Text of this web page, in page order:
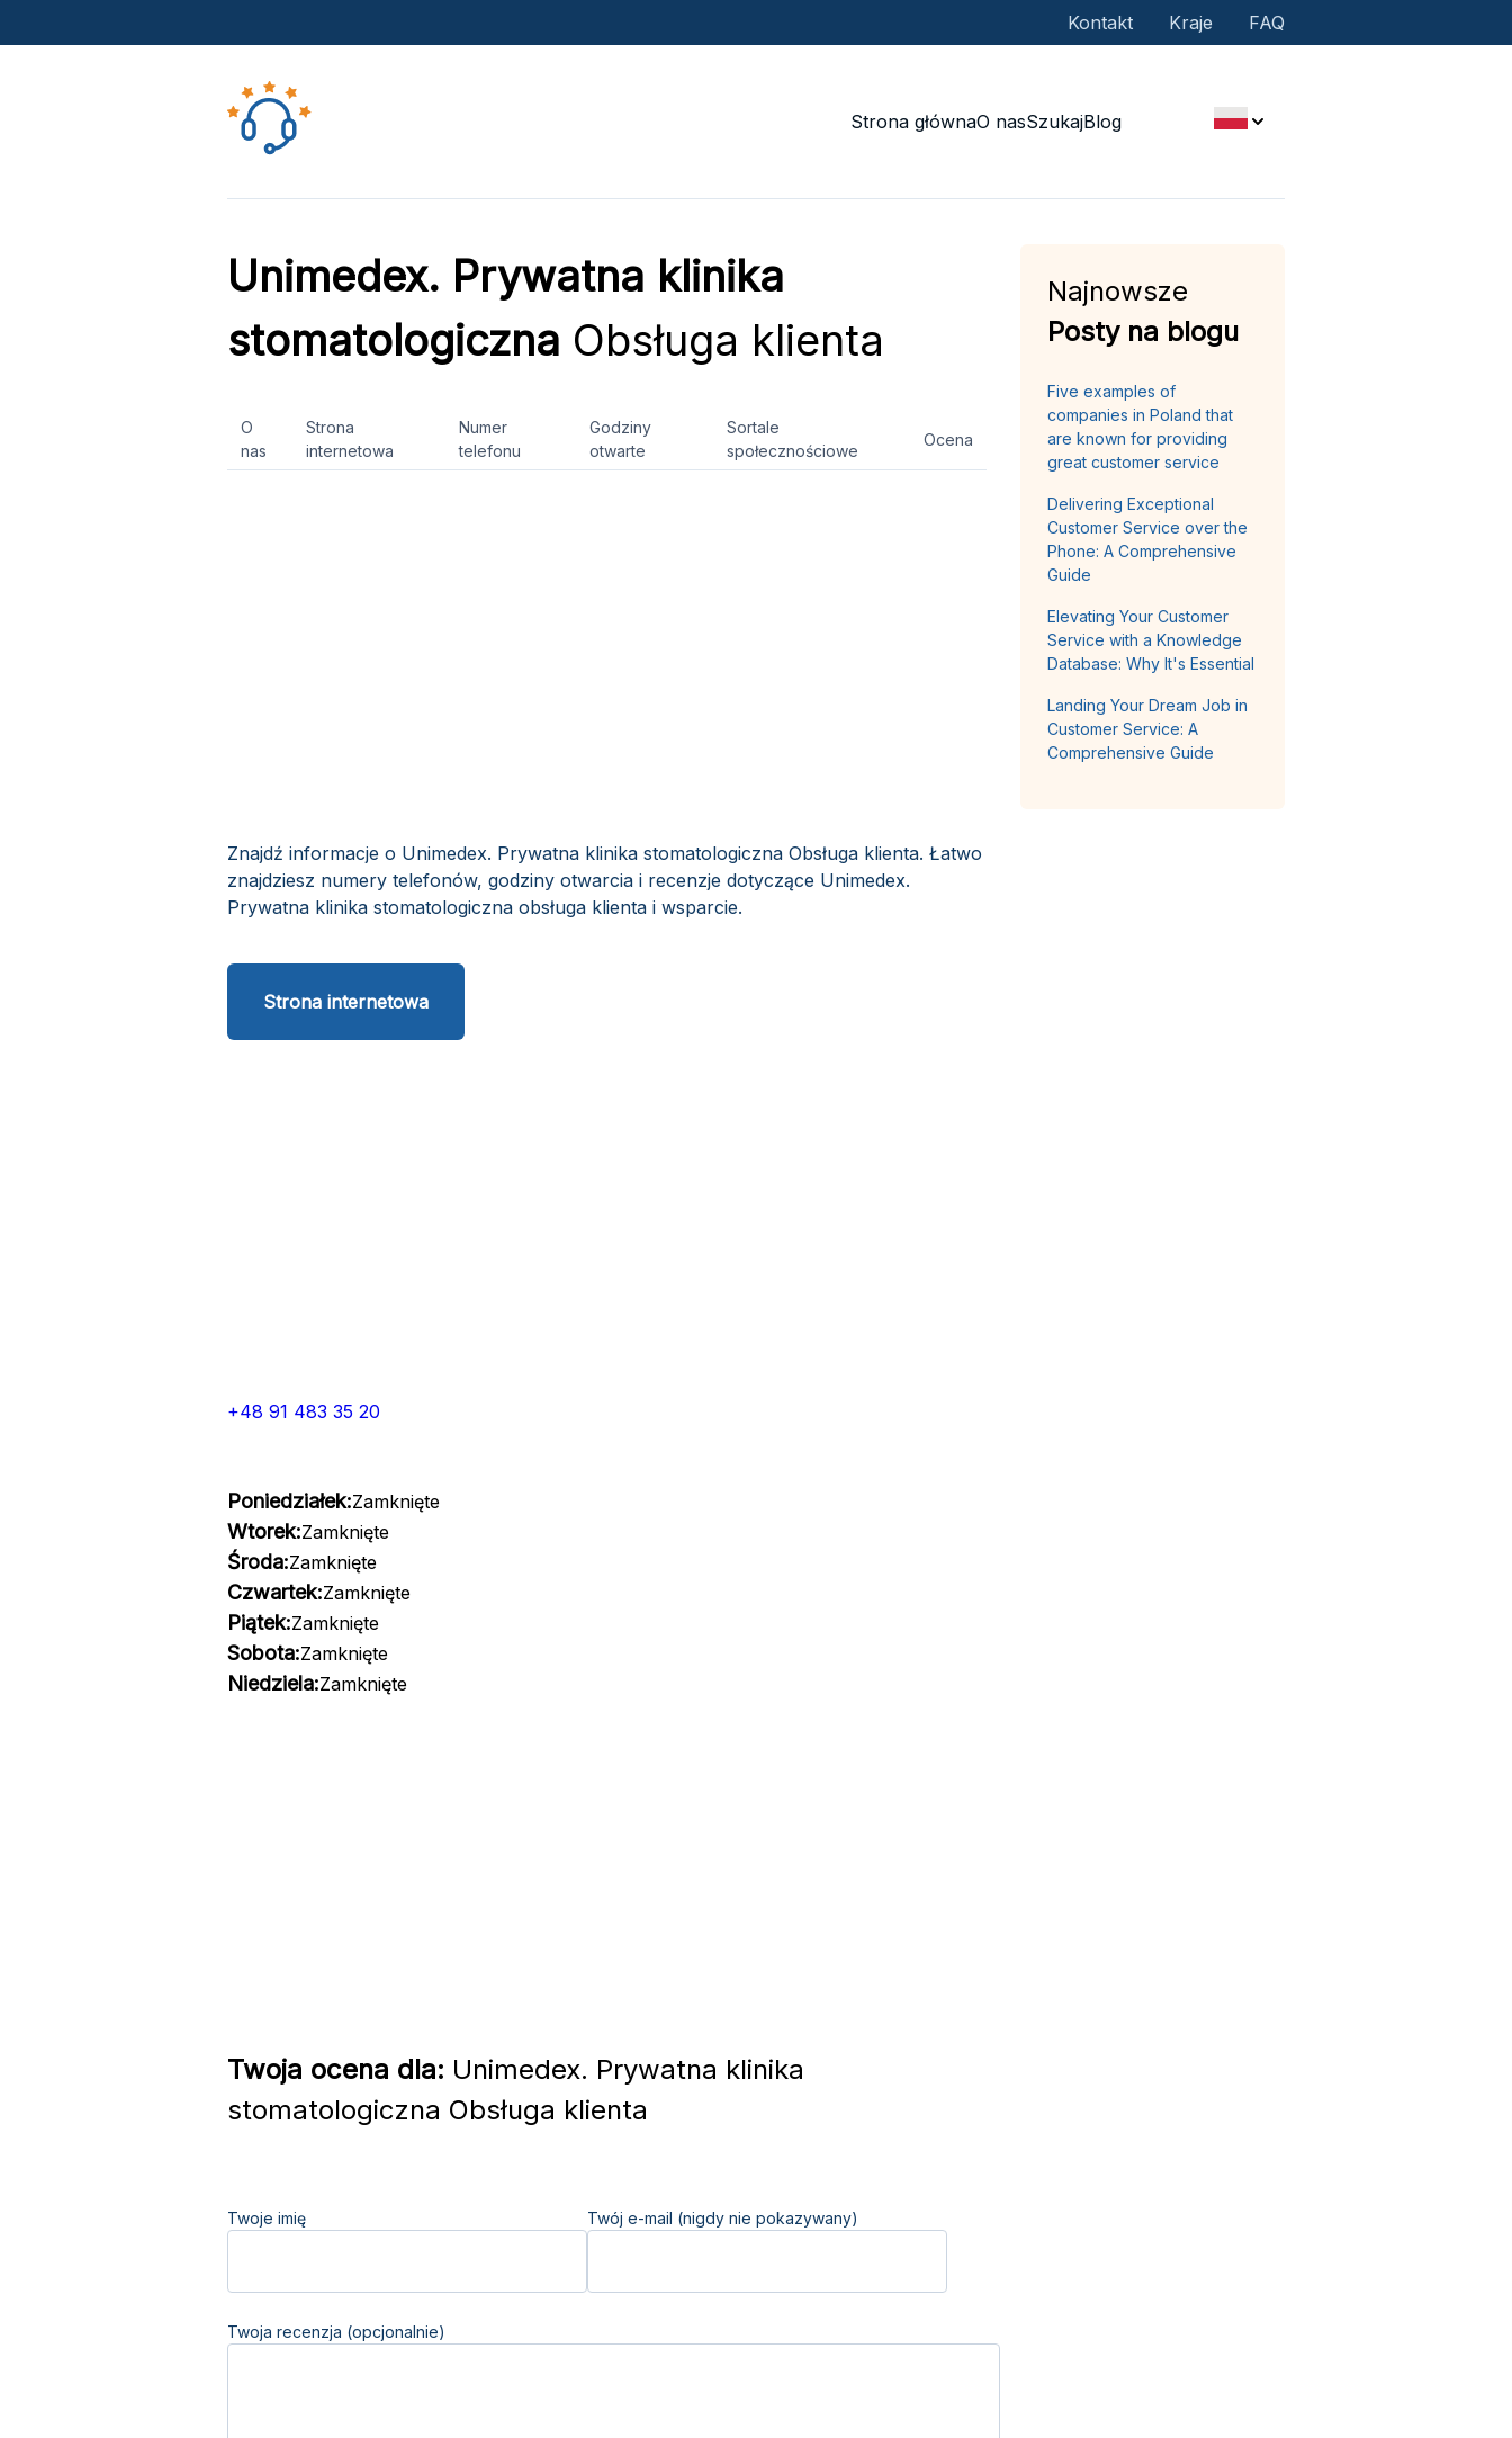
Kontakt Kraje FAQ
Strona głównaO nasSzukajBlog
Unimedex. Prywatna klinika
stomatologiczna Obsługa klienta
O
nas
Strona
internetowa
Numer
telefonu
Godziny
otwarte
Sortale
społecznościowe
Ocena
Znajdź informacje o Unimedex. Prywatna klinika stomatologiczna Obsługa klienta. Łatwo
znajdziesz numery telefonów, godziny otwarcia i recenzje dotyczące Unimedex.
Prywatna klinika stomatologiczna obsługa klienta i wsparcie.
Strona internetowa
+48 91 483 35 20
Poniedziałek:Zamknięte
Wtorek:Zamknięte
Środa:Zamknięte
Czwartek:Zamknięte
Piątek:Zamknięte
Sobota:Zamknięte
Niedziela:Zamknięte
Twoja ocena dla: Unimedex. Prywatna klinika
stomatologiczna Obsługa klienta
Twoje imię Twój e-mail (nigdy nie pokazywany)
Twoja recenzja (opcjonalnie)
Najnowsze
Posty na blogu
Five examples of
companies in Poland that
are known for providing
great customer service
Delivering Exceptional
Customer Service over the
Phone: A Comprehensive
Guide
Elevating Your Customer
Service with a Knowledge
Database: Why It's Essential
Landing Your Dream Job in
Customer Service: A
Comprehensive Guide